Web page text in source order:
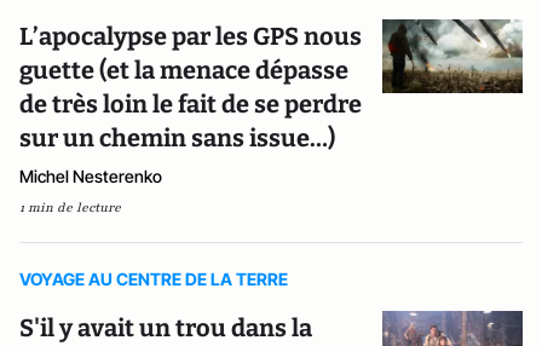
L’apocalypse par les GPS nous
guette (et la menace dépasse
de très loin le fait de se perdre
sur un chemin sans issue…)
Michel Nesterenko
1 min de lecture
VOYAGE AU CENTRE DE LA TERRE
S'il y avait un trou dans la